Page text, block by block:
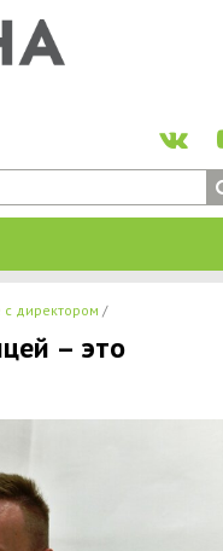
директором
– это